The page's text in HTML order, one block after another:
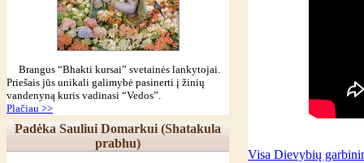
Brangus “Bhakti kursai” svetainės lankytojai.
Priešais jūs unikali galimybė pasinerti į žinių
vandenyną kuris vadinasi “Vedos”.
Plačiau >>
Padėka Sauliui Domarkui (Shatakula
prabhu)
Visa Dievybių